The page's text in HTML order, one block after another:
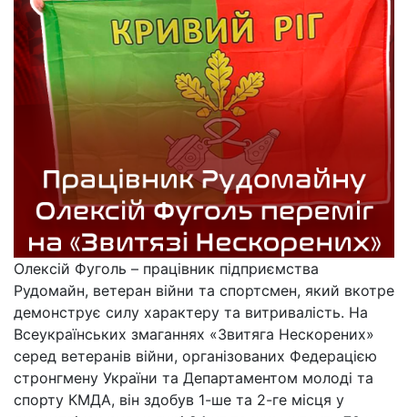
Олексій Фуголь – працівник підприємства
Рудомайн, ветеран війни та спортсмен, який вкотре
демонструє силу характеру та витривалість. На
Всеукраїнських змаганнях «Звитяга Нескорених»
серед ветеранів війни, організованих Федерацією
стронгмену України та Департаментом молоді та
спорту КМДА, він здобув 1-ше та 2-ге місця у